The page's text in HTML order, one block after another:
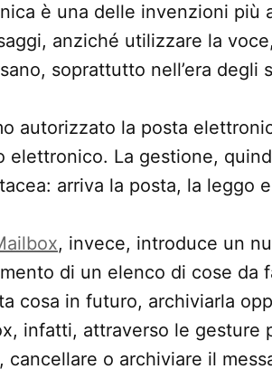
è una delle invenzioni più
anziché utilizzare la
soprattutto nell’era
autorizzato la posta
elettronico. La gestione,
arriva la posta, la leggo
, invece, introduce un
di un elenco di cose da
cosa in futuro, archiviarla
infatti, attraverso le gesture
o archiviare il